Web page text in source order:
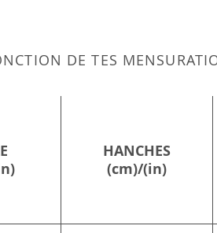
DE TES
HANCHES
(cm)/(in)